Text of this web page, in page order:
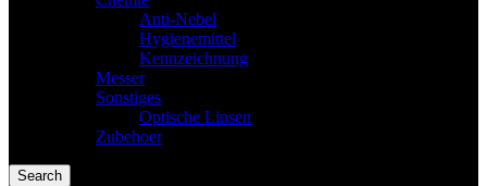
Anti-Nebel
Hygienemittel
Kennzeichnung
Messer
Sonstiges
Optische Linsen
Zubehoer
Search